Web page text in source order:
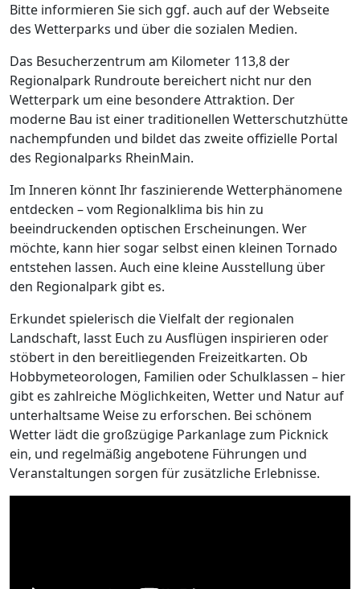
Bitte informieren Sie sich ggf. auch auf der Webseite
des Wetterparks und über die sozialen Medien.
Das Besucherzentrum am Kilometer 113,8 der
Regionalpark Rundroute bereichert nicht nur den
Wetterpark um eine besondere Attraktion. Der
moderne Bau ist einer traditionellen Wetterschutzhütte
nachempfunden und bildet das zweite offizielle Portal
des Regionalparks RheinMain.
Im Inneren könnt Ihr faszinierende Wetterphänomene
entdecken – vom Regionalklima bis hin zu
beeindruckenden optischen Erscheinungen. Wer
möchte, kann hier sogar selbst einen kleinen Tornado
entstehen lassen. Auch eine kleine Ausstellung über
den Regionalpark gibt es.
Erkundet spielerisch die Vielfalt der regionalen
Landschaft, lasst Euch zu Ausflügen inspirieren oder
stöbert in den bereitliegenden Freizeitkarten. Ob
Hobbymeteorologen, Familien oder Schulklassen – hier
gibt es zahlreiche Möglichkeiten, Wetter und Natur auf
unterhaltsame Weise zu erforschen. Bei schönem
Wetter lädt die großzügige Parkanlage zum Picknick
ein, und regelmäßig angebotene Führungen und
Veranstaltungen sorgen für zusätzliche Erlebnisse.